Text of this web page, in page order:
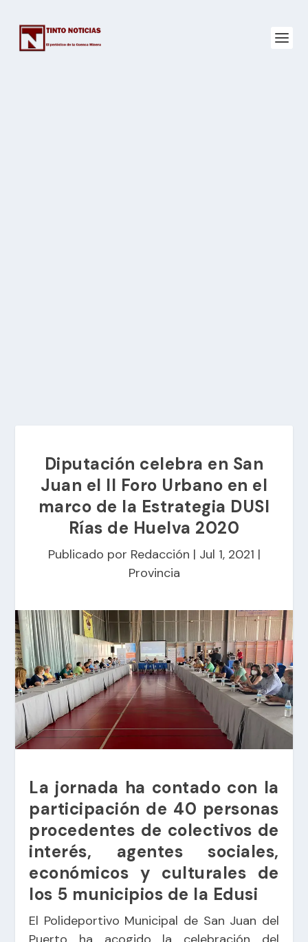
Diputación celebra en San
Juan el II Foro Urbano en el
marco de la Estrategia DUSI
Rías de Huelva 2020
Publicado por Redacción | Jul 1, 2021 |
Provincia
La jornada ha contado con la
participación de 40 personas
procedentes de colectivos de
interés, agentes sociales,
económicos y culturales de
los 5 municipios de la Edusi
El Polideportivo Municipal de San Juan del